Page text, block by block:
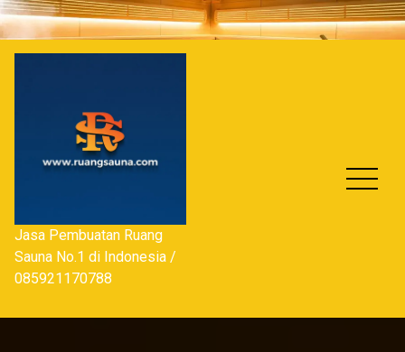
Skip
to
content
Jasa Pembuatan Ruang
Sauna No.1 di Indonesia /
085921170788